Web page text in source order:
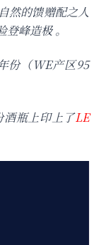
然的馈赠配之人
峰造极 。
份（WE产区95
酒瓶上印上了LE